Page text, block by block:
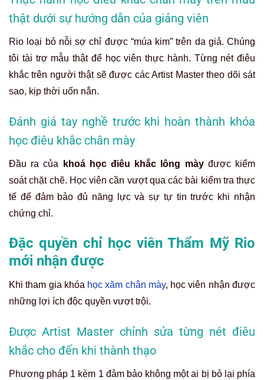
thật dưới sự hướng dẫn của giảng viên
Rio loại bỏ nỗi sợ chỉ được “múa kim” trên da giả. Chúng
tôi tài trợ mẫu thật để học viên thực hành. Từng nét điêu
khắc trên người thật sẽ được các Artist Master theo dõi sát
sao, kịp thời uốn nắn.
Đánh giá tay nghề trước khi hoàn thành khóa
học điêu khắc chân mày
Đầu ra của khoá học điêu khắc lông màyđược kiểm
soát chặt chẽ. Học viên cần vượt qua các bài kiểm tra thực
tế để đảm bảo đủ năng lực và sự tự tin trước khi nhận
chứng chỉ.
Đặc quyền chỉ học viên Thẩm Mỹ Rio
mới nhận được
Khi tham gia khóa học xăm chân mày, học viên nhận được
những lợi ích độc quyền vượt trội.
Được Artist Master chỉnh sửa từng nét điêu
khắc cho đến khi thành thạo
Phương pháp 1 kèm 1 đảm bảo không một ai bị bỏ lại phía